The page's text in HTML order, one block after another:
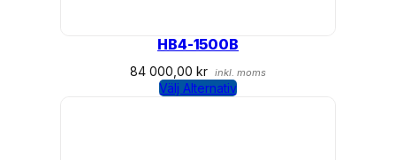
HB4-1500B
84 000,00 kr inkl. moms
Välj Alternativ